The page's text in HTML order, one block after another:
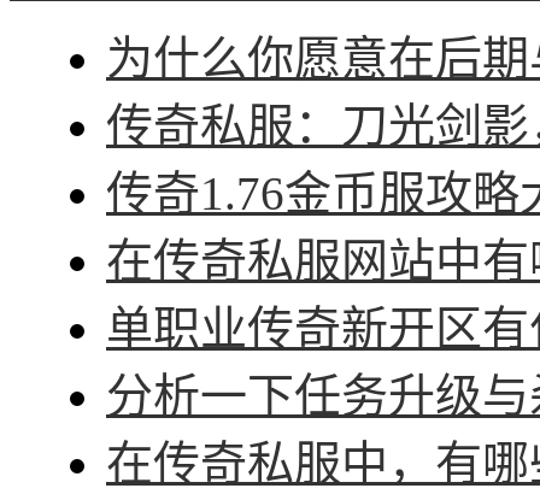
为什么你愿意在后
传奇私服：刀光剑
传奇1.76金币服攻
在传奇私服网站中
单职业传奇新开区
分析一下任务升级
在传奇私服中，有